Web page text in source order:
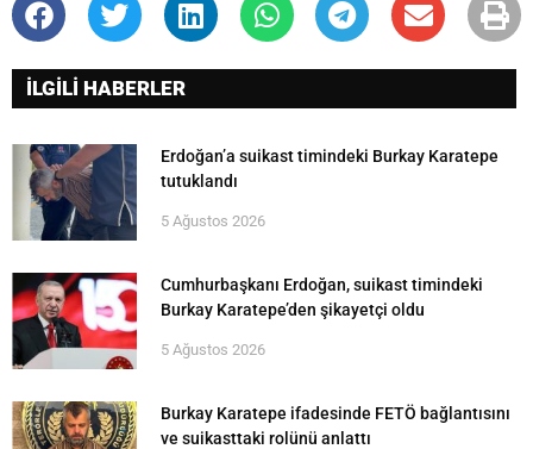
İLGİLİ HABERLER
Erdoğan’a suikast timindeki Burkay Karatepe
tutuklandı
5 Ağustos 2026
Cumhurbaşkanı Erdoğan, suikast timindeki
Burkay Karatepe’den şikayetçi oldu
5 Ağustos 2026
Burkay Karatepe ifadesinde FETÖ bağlantısını
ve suikasttaki rolünü anlattı